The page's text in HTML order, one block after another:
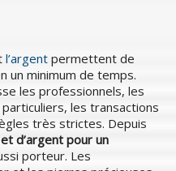
l’argent permettent de
un minimum de temps.
les professionnels, les
les transactions
très strictes. Depuis
d’argent pour un
porteur. Les